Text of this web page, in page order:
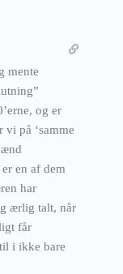
mente
og er
vi på ‘samme
en af dem
har
ærlig talt, når
får
i ikke bare